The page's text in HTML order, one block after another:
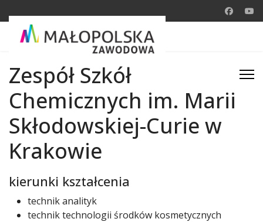
Zespół Szkół
Chemicznych im. Marii
Skłodowskiej-Curie w
Krakowie
kierunki kształcenia
technik analityk
technik technologii środków kosmetycznych